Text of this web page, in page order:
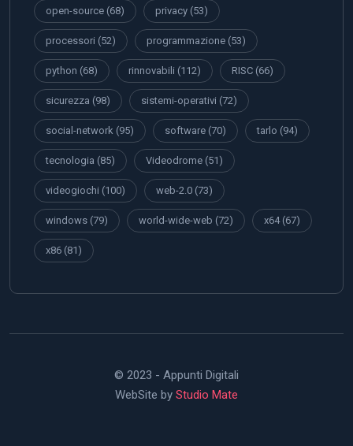
open-source (68) privacy (53)
processori (52) programmazione (53)
python (68) rinnovabili (112) RISC (66)
sicurezza (98) sistemi-operativi (72)
social-network (95) software (70) tarlo (94)
tecnologia (85) Videodrome (51)
videogiochi (100) web-2.0 (73)
windows (79) world-wide-web (72) x64(67)
x86 (81)
© 2023 - Appunti Digitali
WebSite by Studio Mate